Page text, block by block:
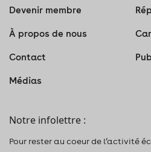
Devenir membre
À propos de nous
Contact
Médias
Notre infolettre :
Pour rester au coeur de l’activité